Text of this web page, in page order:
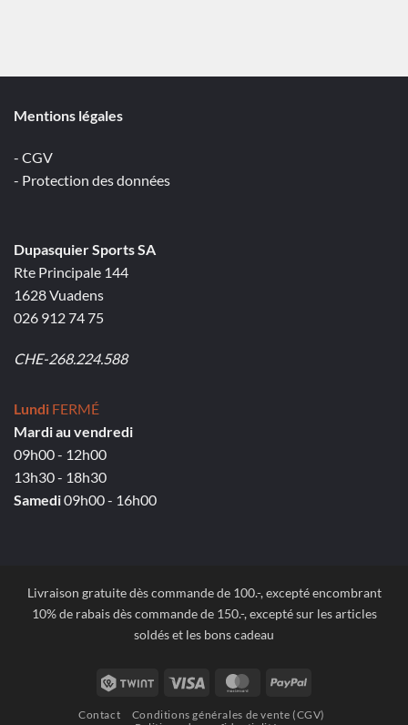
Mentions légales
- CGV
- Protection des données
Dupasquier Sports SA
Rte Principale 144
1628 Vuadens
026 912 74 75
CHE-268.224.588
Lundi FERMÉ
Mardi au vendredi
09h00 - 12h00
13h30 - 18h30
Samedi09h00 - 16h00
Livraison gratuite dès commande de 100.-, excepté encombrant
10% de rabais dès commande de 150.-, excepté sur les articles
soldés et les bons cadeau
Twint Visa MasterCardPayPal
Contact
Conditions générales de vente (CGV)